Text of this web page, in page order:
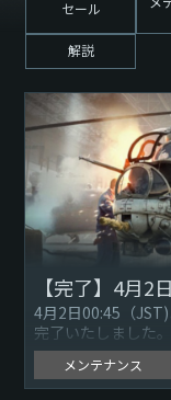
セール
解説
4月2日00:45（
完了いたしました。 メンテナンスにご協力いただきありがと
メンテナンス